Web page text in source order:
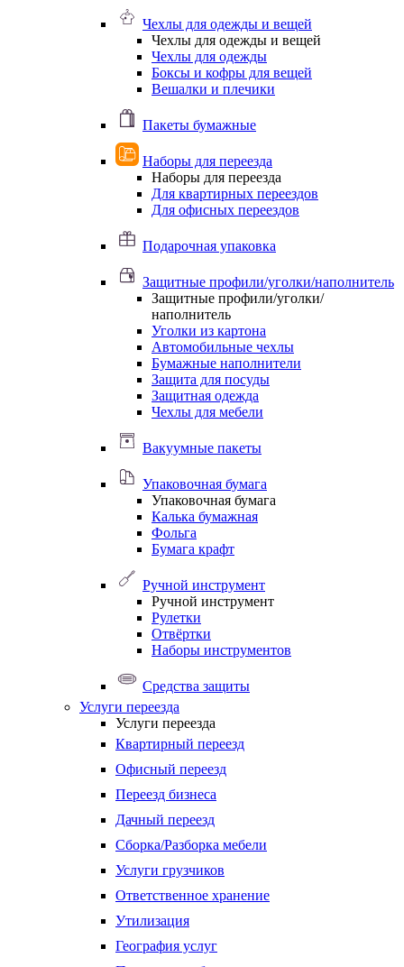
Чехлы для одежды и вещей
Чехлы для одежды и вещей
Чехлы для одежды
Боксы и кофры для вещей
Вешалки и плечики
Пакеты бумажные
Наборы для переезда
Наборы для переезда
Для квартирных переездов
Для офисных переездов
Подарочная упаковка
Защитные профили/уголки/наполнитель
Защитные профили/уголки/
наполнитель
Уголки из картона
Автомобильные чехлы
Бумажные наполнители
Защита для посуды
Защитная одежда
Чехлы для мебели
Вакуумные пакеты
Упаковочная бумага
Упаковочная бумага
Калька бумажная
Фольга
Бумага крафт
Ручной инструмент
Ручной инструмент
Рулетки
Отвёртки
Наборы инструментов
Средства защиты
Услуги переезда
Услуги переезда
Квартирный переезд
Офисный переезд
Переезд бизнеса
Дачный переезд
Сборка/Разборка мебели
Услуги грузчиков
Ответственное хранение
Утилизация
География услуг